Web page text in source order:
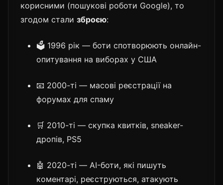
корисними (пошукові роботи Google), то
згодом стали зброєю:
🗳️ 1996 рік — боти спотворюють онлайн-
опитування на виборах у США
📧 2000-ті — масові реєстрації на
форумах для спаму
🛒 2010-ті — скупка квитків, sneaker-
дропів, PS5
🤖 2020-ті — AI-боти, які пишуть
коментарі, реєструються, атакують